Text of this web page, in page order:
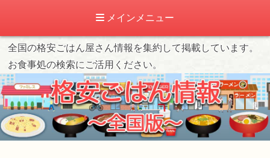
メインメニュー
全国の格安ごはん屋さん情報を集約して掲載しています。
お食事処の検索にご活用ください。